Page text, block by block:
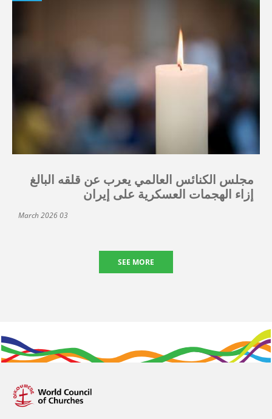
مجلس الكنائس العالمي يعرب عن قلقه البالغ
إزاء الهجمات العسكرية على إيران
03 March 2026
SEE MORE